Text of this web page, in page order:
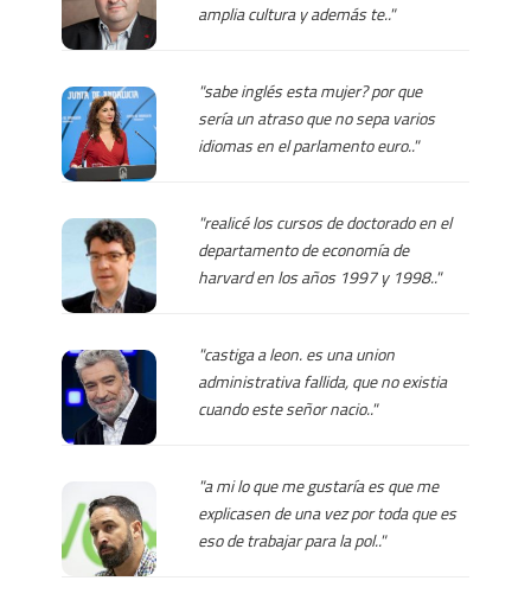
amplia cultura y además te.."
"sabe inglés esta mujer? por que
sería un atraso que no sepa varios
idiomas en el parlamento euro.."
"realicé los cursos de doctorado en el
departamento de economía de
harvard en los años 1997 y 1998.."
"castiga a leon. es una union
administrativa fallida, que no existia
cuando este señor nacio.."
"a mi lo que me gustaría es que me
explicasen de una vez por toda que es
eso de trabajar para la pol.."